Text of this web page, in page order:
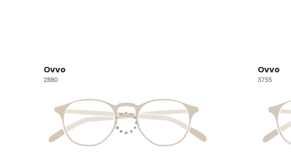
Ovvo
2880
Ovvo
3755